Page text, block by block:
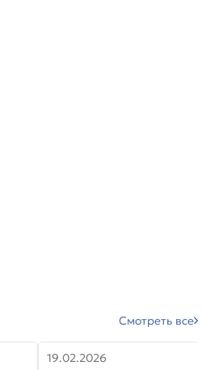
Смотреть все
19.02.2026